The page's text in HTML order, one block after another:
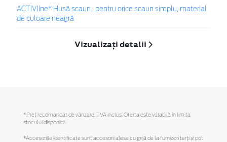
ACTIVline* Husă scaun , pentru orice scaun simplu, material
de culoare neagră
Vizualizați detalii
*Preţ recomandat de vânzare, TVA inclus. Oferta este valabilă în limita
stocului disponibil.
*Accesoriile identificate sunt accesorii alese cu grijă de la furnizori terți și pot